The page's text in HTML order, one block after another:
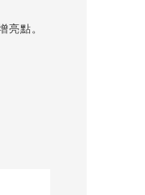
亮點。